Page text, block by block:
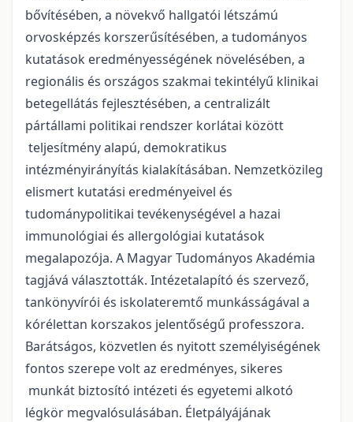
bővítésében, a növekvő hallgatói létszámú
orvosképzés korszerűsítésében, a tudományos
kutatások eredményességének növelésében, a
regionális és országos szakmai tekintélyű klinikai
betegellátás fejlesztésében, a centralizált
pártállami politikai rendszer korlátai között
teljesítmény alapú, demokratikus
intézményirányítás kialakításában. Nemzetközileg
elismert kutatási eredményeivel és
tudománypolitikai tevékenységével a hazai
immunológiai és allergológiai kutatások
megalapozója. A Magyar Tudományos Akadémia
tagjává választották. Intézetalapító és szervező,
tankönyvírói és iskolateremtő munkásságával a
kórélettan korszakos jelentőségű professzora.
Barátságos, közvetlen és nyitott személyiségének
fontos szerepe volt az eredményes, sikeres
munkát biztosító intézeti és egyetemi alkotó
légkör megvalósulásában. Életpályájának